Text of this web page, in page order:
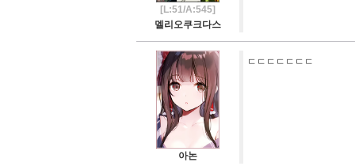
[L:51/A:545]
멜리오쿠크다스
아논
ㄷㄷㄷㄷㄷㄷㄷ